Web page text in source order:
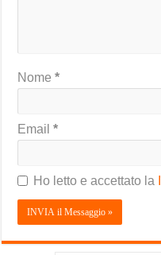
Nome*
Email*
Ho letto e accettato la